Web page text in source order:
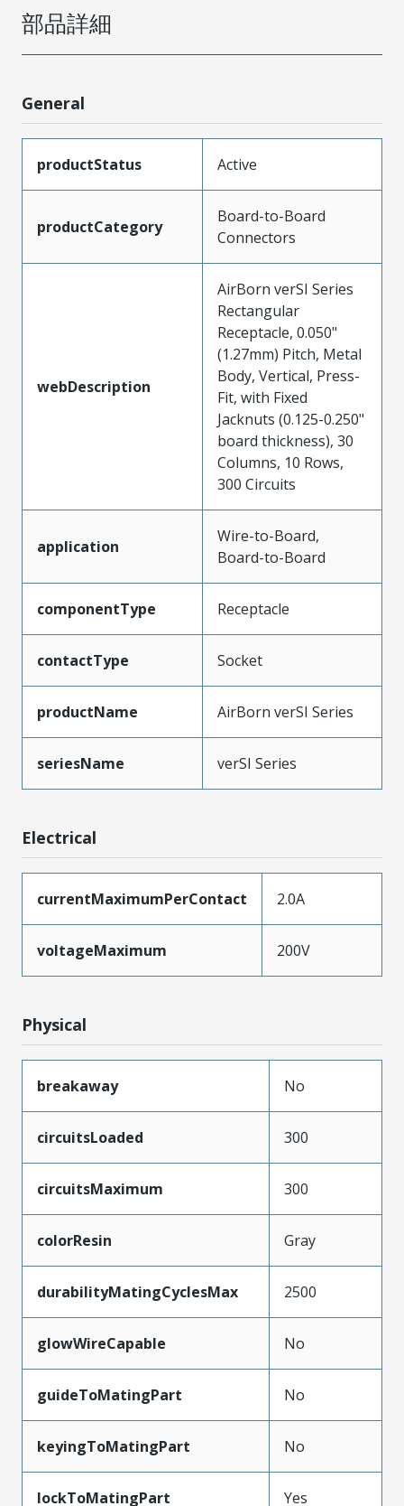
部品詳細
General
productStatus Active
productCategory
Board-to-Board
Connectors
webDescription
AirBorn verSI Series
Rectangular
Receptacle, 0.050"
(1.27mm) Pitch, Metal
Body, Vertical, Press-
Fit, with Fixed
Jacknuts (0.125-0.250"
board thickness), 30
Columns, 10 Rows,
300 Circuits
application
Wire-to-Board,
Board-to-Board
componentType Receptacle
contactType Socket
productName AirBorn verSI Series
seriesName verSI Series
Electrical
currentMaximumPerContact 2.0A
voltageMaximum 200V
Physical
breakaway No
circuitsLoaded 300
circuitsMaximum 300
colorResin Gray
durabilityMatingCyclesMax 2500
glowWireCapable No
guideToMatingPart No
keyingToMatingPart No
lockToMatingPart Yes